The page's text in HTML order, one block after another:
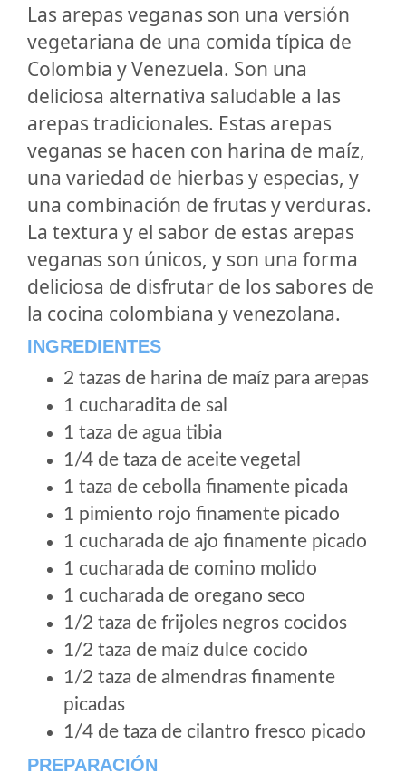
Las arepas veganas son una versión
vegetariana de una comida típica de
Colombia y Venezuela. Son una
deliciosa alternativa saludable a las
arepas tradicionales. Estas arepas
veganas se hacen con harina de maíz,
una variedad de hierbas y especias, y
una combinación de frutas y verduras.
La textura y el sabor de estas arepas
veganas son únicos, y son una forma
deliciosa de disfrutar de los sabores de
la cocina colombiana y venezolana.
INGREDIENTES
2 tazas de harina de maíz para arepas
1 cucharadita de sal
1 taza de agua tibia
1/4 de taza de aceite vegetal
1 taza de cebolla finamente picada
1 pimiento rojo finamente picado
1 cucharada de ajo finamente picado
1 cucharada de comino molido
1 cucharada de oregano seco
1/2 taza de frijoles negros cocidos
1/2 taza de maíz dulce cocido
1/2 taza de almendras finamente
picadas
1/4 de taza de cilantro fresco picado
PREPARACIÓN